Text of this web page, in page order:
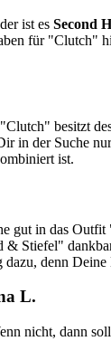
ist es Second
für "Clutch"
besitzt
der Suche
ist.
gut in das
Stiefel"
denn
L.
nicht, dann